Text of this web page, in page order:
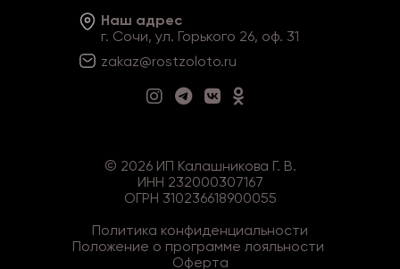
Наш адрес
г. Сочи, ул. Горького 26, оф. 31
zakaz@rostzoloto.ru
© 2026ИП Калашникова Г. В.
ИНН 232000307167
ОГРН 310236618900055
Политика конфиденциальности
Положение о программе лояльности
Оферта